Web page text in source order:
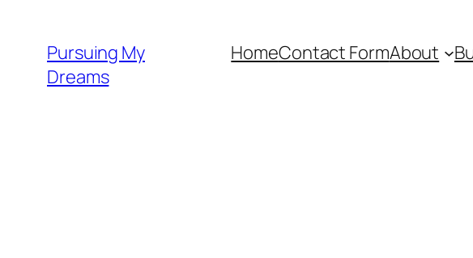
content
Pursuing My
Dreams
HomeContact FormAbout